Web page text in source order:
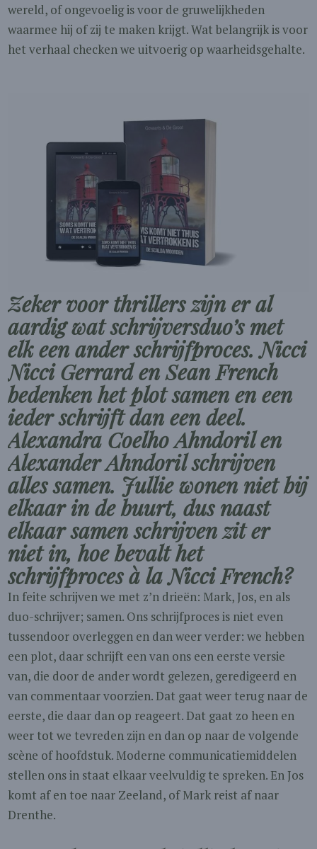
wereld, of ongevoelig is voor de gruwelijkheden
waarmee hij of zij te maken krijgt. Wat belangrijk is voor
het verhaal checken we uitvoerig op waarheidsgehalte.
Zeker voor thrillers zijn er al
aardig wat schrijversduo’s met
elk een ander schrijfproces. Nicci
Nicci Gerrard en Sean French
bedenken het plot samen en een
ieder schrijft dan een deel.
Alexandra Coelho Ahndoril en
Alexander Ahndoril schrijven
alles samen. Jullie wonen niet bij
elkaar in de buurt, dus naast
elkaar samen schrijven zit er
niet in, hoe bevalt het
schrijfproces à la Nicci French?
In feite schrijven we met z’n drieën: Mark, Jos, en als
duo-schrijver; samen. Ons schrijfproces is niet even
tussendoor overleggen en dan weer verder: we hebben
een plot, daar schrijft een van ons een eerste versie
van, die door de ander wordt gelezen, geredigeerd en
van commentaar voorzien. Dat gaat weer terug naar de
eerste, die daar dan op reageert. Dat gaat zo heen en
weer tot we tevreden zijn en dan op naar de volgende
scène of hoofdstuk. Moderne communicatiemiddelen
stellen ons in staat elkaar veelvuldig te spreken. En Jos
komt af en toe naar Zeeland, of Mark reist af naar
Drenthe.